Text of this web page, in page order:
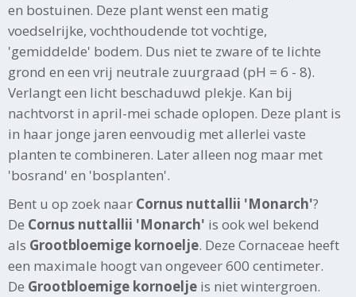
en bostuinen. Deze plant wenst een matig
voedselrijke, vochthoudende tot vochtige,
'gemiddelde' bodem. Dus niet te zware of te lichte
grond en een vrij neutrale zuurgraad (pH = 6 - 8).
Verlangt een licht beschaduwd plekje. Kan bij
nachtvorst in april-mei schade oplopen. Deze plant is
in haar jonge jaren eenvoudig met allerlei vaste
planten te combineren. Later alleen nog maar met
'bosrand' en 'bosplanten'.
Bent u op zoek naar Cornus nuttallii 'Monarch'?
De Cornus nuttallii 'Monarch' is ook wel bekend
als Grootbloemige kornoelje. Deze Cornaceae heeft
een maximale hoogt van ongeveer 600 centimeter.
De Grootbloemige kornoelje is niet wintergroen.